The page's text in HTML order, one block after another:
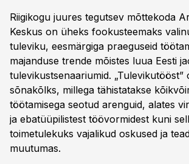
Riigikogu juures tegutsev mõttekoda
Keskus on üheks fookusteemaks
tuleviku, eesmärgiga praeguseid
majanduse trende mõistes luua Eesti
tulevikustsenaariumid. „Tulevikutööst”
sõnakõlks, millega tähistatakse
töötamisega seotud arenguid, alates
ja ebatüüpilistest töövormidest kuni
toimetulekuks vajalikud oskused ja
muutumas.